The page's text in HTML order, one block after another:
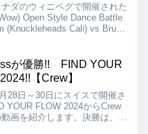
ダのウィニペグで開催された
Open Style Dance Battle
(Knuckleheads Cali) vs Bruce
が優勝!! FIND YOUR
【Crew】
28日～30日にスイスで開催さ
YOUR FLOW 2024からCrew
画を紹介します。決勝は、